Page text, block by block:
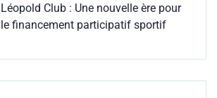
Léopold Club : Une nouvelle ère pour
le financement participatif sportif